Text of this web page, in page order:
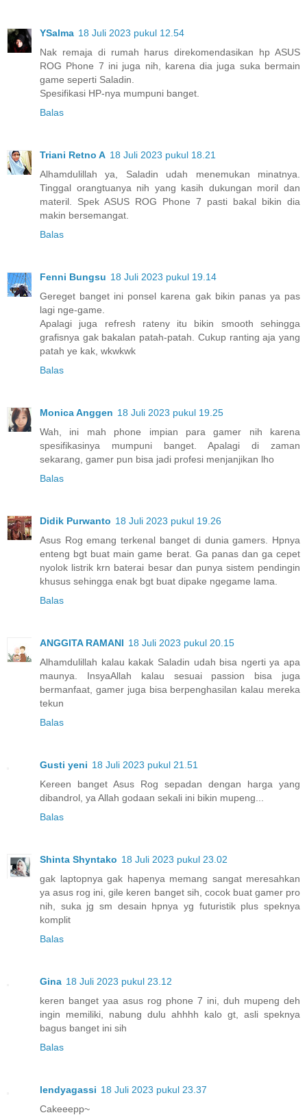
YSalma 18 Juli 2023 pukul 12.54
Nak remaja di rumah harus direkomendasikan hp ASUS
ROG Phone 7 ini juga nih, karena dia juga suka bermain
game seperti Saladin.
Spesifikasi HP-nya mumpuni banget.
Balas
Triani Retno A 18 Juli 2023 pukul 18.21
Alhamdulillah ya, Saladin udah menemukan minatnya.
Tinggal orangtuanya nih yang kasih dukungan moril dan
materil. Spek ASUS ROG Phone 7 pasti bakal bikin dia
makin bersemangat.
Balas
Fenni Bungsu 18 Juli 2023 pukul 19.14
Gereget banget ini ponsel karena gak bikin panas ya pas
lagi nge-game.
Apalagi juga refresh rateny itu bikin smooth sehingga
grafisnya gak bakalan patah-patah. Cukup ranting aja yang
patah ye kak, wkwkwk
Balas
Monica Anggen 18 Juli 2023 pukul 19.25
Wah, ini mah phone impian para gamer nih karena
spesifikasinya mumpuni banget. Apalagi di zaman
sekarang, gamer pun bisa jadi profesi menjanjikan lho
Balas
Didik Purwanto 18 Juli 2023 pukul 19.26
Asus Rog emang terkenal banget di dunia gamers. Hpnya
enteng bgt buat main game berat. Ga panas dan ga cepet
nyolok listrik krn baterai besar dan punya sistem pendingin
khusus sehingga enak bgt buat dipake ngegame lama.
Balas
ANGGITA RAMANI 18 Juli 2023 pukul 20.15
Alhamdulillah kalau kakak Saladin udah bisa ngerti ya apa
maunya. InsyaAllah kalau sesuai passion bisa juga
bermanfaat, gamer juga bisa berpenghasilan kalau mereka
tekun
Balas
Gusti yeni 18 Juli 2023 pukul 21.51
Kereen banget Asus Rog sepadan dengan harga yang
dibandrol, ya Allah godaan sekali ini bikin mupeng...
Balas
Shinta Shyntako 18 Juli 2023 pukul 23.02
gak laptopnya gak hapenya memang sangat meresahkan
ya asus rog ini, gile keren banget sih, cocok buat gamer pro
nih, suka jg sm desain hpnya yg futuristik plus speknya
komplit
Balas
Gina 18 Juli 2023 pukul 23.12
keren banget yaa asus rog phone 7 ini, duh mupeng deh
ingin memiliki, nabung dulu ahhhh kalo gt, asli speknya
bagus banget ini sih
Balas
lendyagassi 18 Juli 2023 pukul 23.37
Cakeeepp~